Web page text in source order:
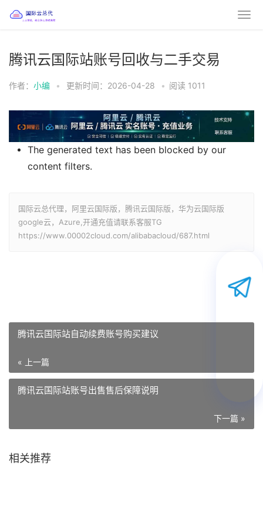
腾讯云国际站账号回收与二手交易
作者： 小编 • 更新时间：2026-04-28 • 阅读 1011
The generated text has been blocked by our
content filters.
国际云总代理，阿里云国际版，腾讯云国际版，华为云国际版
google云，Azure,开通充值请联系客服TG
https://www.00002cloud.com/alibabacloud/687.html
腾讯云国际站自动续费账号购买建议
« 上一篇
腾讯云国际站账号出售售后保障说明
下一篇 »
相关推荐